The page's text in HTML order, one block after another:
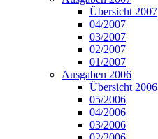
Übersicht 2007
04/2007
03/2007
02/2007
01/2007
Ausgaben 2006
Übersicht 2006
05/2006
04/2006
03/2006